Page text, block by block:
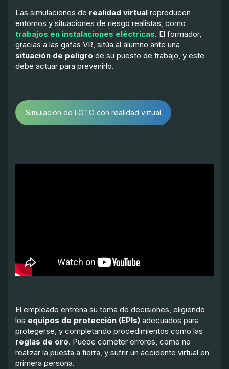
Las simulaciones de realidad virtual reproducen
entornos y situaciones de riesgo realistas, como
trabajos en instalaciones eléctricas. El formador,
gracias a las gafas VR, sitúa al alumno ante una
situación de peligro de su puesto de trabajo, y este
debe actuar para prevenirlo.
Simulación de LOTO con realidad virtual
El empleado entrena su toma de decisiones, eligiendo
los equipos de protección (EPIs) adecuados para
protegerse, y completando procedimientos como las
reglas de oro. Puede cometer errores, como no
realizar la puesta a tierra, y sufrir un accidente virtual en
primera persona.